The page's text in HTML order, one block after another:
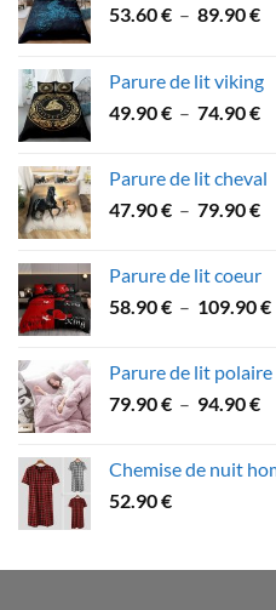
53.60€ – 89.90€
à
Parure de lit viking
49.90€ – 74.90€
à
Parure de lit cheval
47.90€ – 79.90€
à
Parure de lit coeur
58.90€ – 109.90€
Parure de lit polaire
79.90€ – 94.90€
Chemise de nuit
52.90€